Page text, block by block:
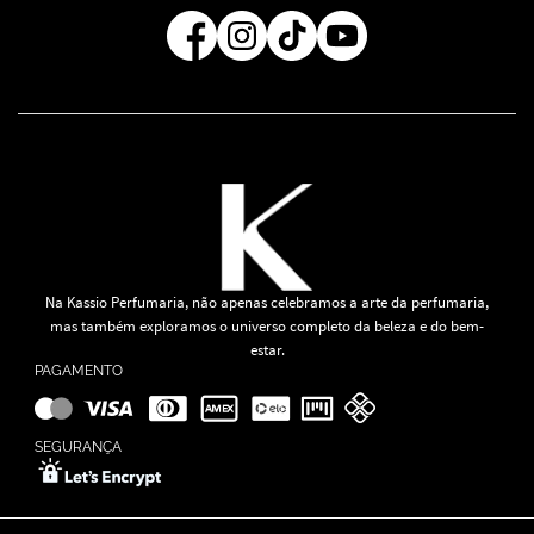
Regra de Frete Grátis
Na Kassio Perfumaria, não apenas celebramos a arte da perfumaria,
mas também exploramos o universo completo da beleza e do bem-
estar.
PAGAMENTO
SEGURANÇA